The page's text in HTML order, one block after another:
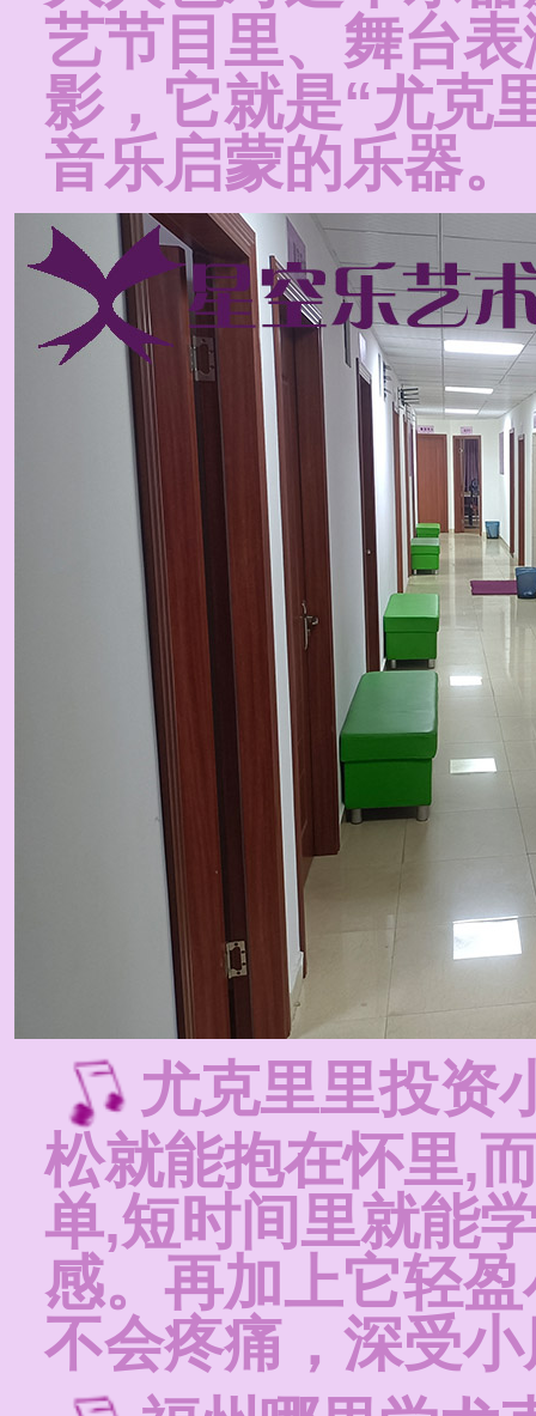
艺节目里、舞台
影，它就是“尤克
音乐启蒙的乐器。
尤克里里投资
松就能抱在怀里,
单,短时间里就能
感。再加上它轻
不会疼痛，深受